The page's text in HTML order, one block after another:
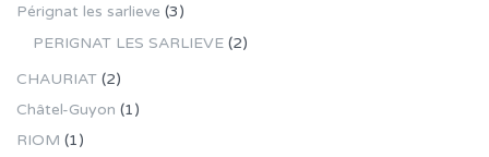
Pérignat les sarlieve (3)
PERIGNAT LES SARLIEVE (2)
CHAURIAT (2)
Châtel-Guyon (1)
RIOM (1)